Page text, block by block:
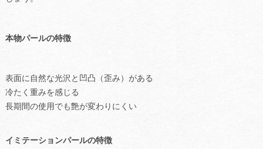
本物パールの特徴
表面に自然な光沢と凹凸（歪み）がある
冷たく重みを感じる
長期間の使用でも艶が変わりにくい
イミテーションパールの特徴